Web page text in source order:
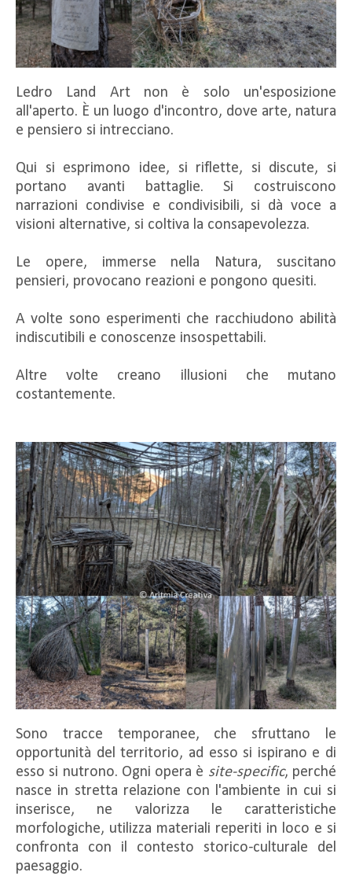
Ledro Land Art non è solo un'esposizione
all'aperto. È un luogo d'incontro, dove arte, natura
e pensiero si intrecciano.
Qui si esprimono idee, si riflette, si discute, si
portano avanti battaglie. Si costruiscono
narrazioni condivise e condivisibili, si dà voce a
visioni alternative, si coltiva la consapevolezza.
Le opere, immerse nella Natura, suscitano
pensieri, provocano reazioni e pongono quesiti.
A volte sono esperimenti che racchiudono abilità
indiscutibili e conoscenze insospettabili.
Altre volte creano illusioni che mutano
costantemente.
Sono tracce temporanee, che sfruttano le
opportunità del territorio, ad esso si ispirano e di
esso si nutrono. Ogni opera è site-specific, perché
nasce in stretta relazione con l'ambiente in cui si
inserisce, ne valorizza le caratteristiche
morfologiche, utilizza materiali reperiti in loco e si
confronta con il contesto storico-culturale del
paesaggio.